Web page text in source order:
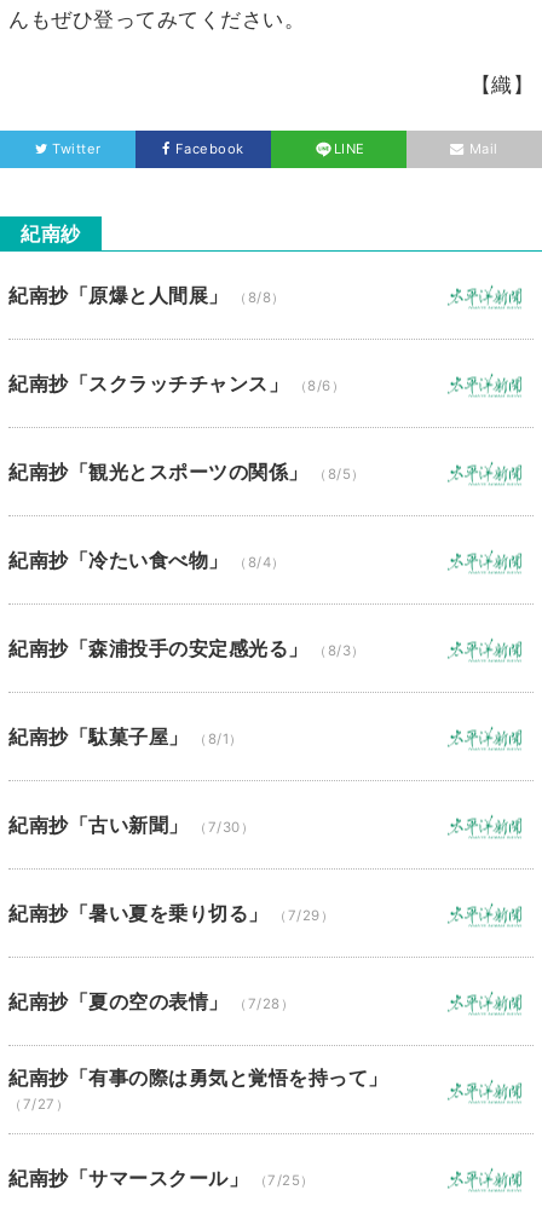
んもぜひ登ってみてください。
【織】
Twitter Facebook LINE Mail
紀南紗
紀南抄「原爆と人間展」 （8/8）
紀南抄「スクラッチチャンス」 （8/6）
紀南抄「観光とスポーツの関係」 （8/5）
紀南抄「冷たい食べ物」 （8/4）
紀南抄「森浦投手の安定感光る」 （8/3）
紀南抄「駄菓子屋」 （8/1）
紀南抄「古い新聞」 （7/30）
紀南抄「暑い夏を乗り切る」 （7/29）
紀南抄「夏の空の表情」 （7/28）
紀南抄「有事の際は勇気と覚悟を持って」
（7/27）
紀南抄「サマースクール」 （7/25）